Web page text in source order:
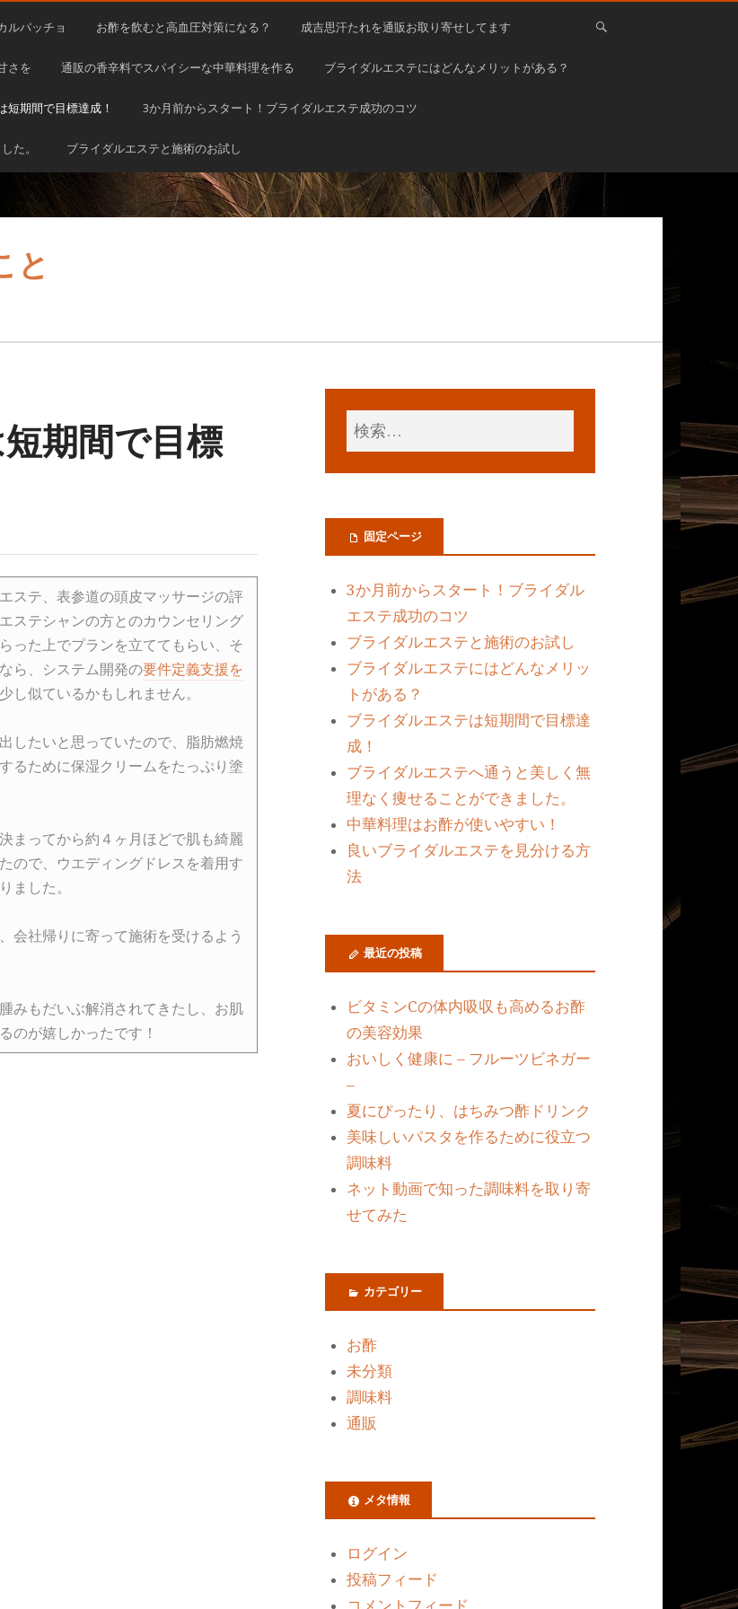
ルパッチョ お酢を飲むと高血圧対策になる？ 成吉思汗たれを通販お取り寄せしてます
さを 通販の香辛料でスパイシーな中華料理を作る ブライダルエステにはどんなメリットがある？
短期間で目標達成！ 3か月前からスタート！ブライダルエステ成功のコツ
た。 ブライダルエステと施術のお試し
と
期間で目標
ステ、表参道の頭皮マッサージの評
ステシャンの方とのカウンセリング
った上でプランを立ててもらい、そ
ら、システム開発の要件定義支援を
し似ているかもしれません。
したいと思っていたので、脂肪燃焼
るために保湿クリームをたっぷり塗
まってから約４ヶ月ほどで肌も綺麗
ので、ウエディングドレスを着用す
ました。
会社帰りに寄って施術を受けるよう
みもだいぶ解消されてきたし、お肌
のが嬉しかったです！
固定ページ
3か月前からスタート！ブライダル
エステ成功のコツ
ブライダルエステと施術のお試し
ブライダルエステにはどんなメリッ
トがある？
ブライダルエステは短期間で目標達
成！
ブライダルエステへ通うと美しく無
理なく痩せることができました。
中華料理はお酢が使いやすい！
良いブライダルエステを見分ける方
法
最近の投稿
ビタミンCの体内吸収も高めるお酢
の美容効果
おいしく健康に – フルーツビネガー
–
夏にぴったり、はちみつ酢ドリンク
美味しいパスタを作るために役立つ
調味料
ネット動画で知った調味料を取り寄
せてみた
カテゴリー
お酢
未分類
調味料
通販
メタ情報
ログイン
投稿フィード
コメントフィード